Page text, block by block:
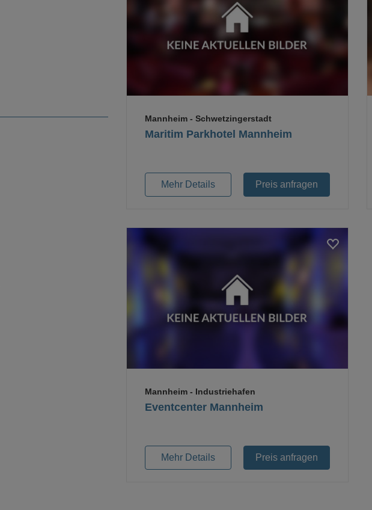
Loading...
Maritim Parkhotel Mannheim
Mannheim- Schwetzingerstadt
Mehr Details Preis anfragen
Loading...
Eventcenter Mannheim
Mannheim- Industriehafen
Mehr Details Preis anfragen